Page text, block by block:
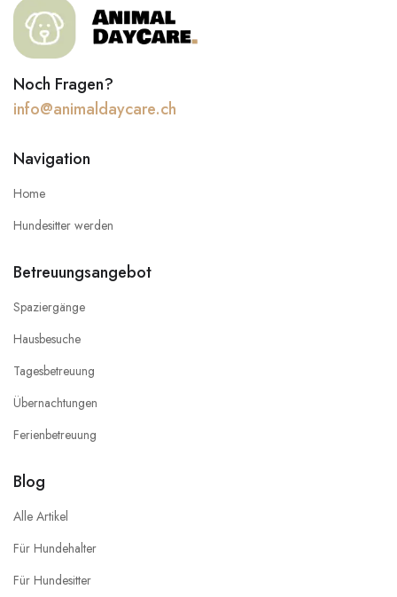
Noch Fragen?
info@animaldaycare.ch
Navigation
Home
Hundesitter werden
Betreuungsangebot
Spaziergänge
Hausbesuche
Tagesbetreuung
Übernachtungen
Ferienbetreuung
Blog
Alle Artikel
Für Hundehalter
Für Hundesitter